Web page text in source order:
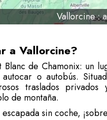
Vallorcine :
a Vallorcine?
Blanc de Chamonix: un
o autobús.
traslados
de montaña.
sin coche,